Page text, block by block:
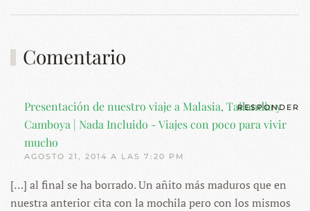
Comentario
Presentación de nuestro viaje a Malasia, Tailandia y
Camboya | Nada Incluido - Viajes con poco para vivir
mucho
AGOSTO 21, 2014 A LAS 7:20 PM
RESPONDER
[…] al final se ha borrado. Un añito más maduros que en
nuestra anterior cita con la mochila pero con los mismos